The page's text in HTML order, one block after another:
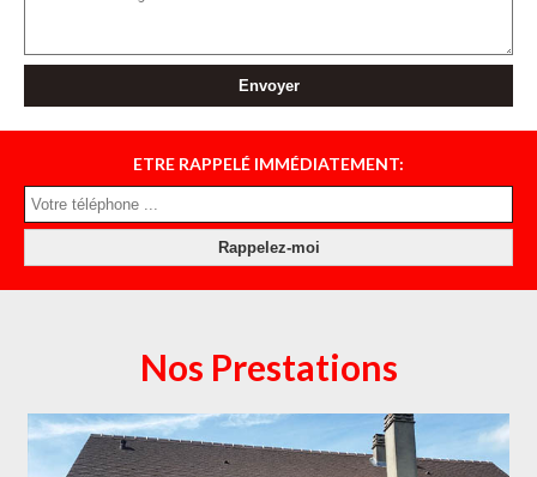
ETRE RAPPELÉ IMMÉDIATEMENT:
Nos Prestations